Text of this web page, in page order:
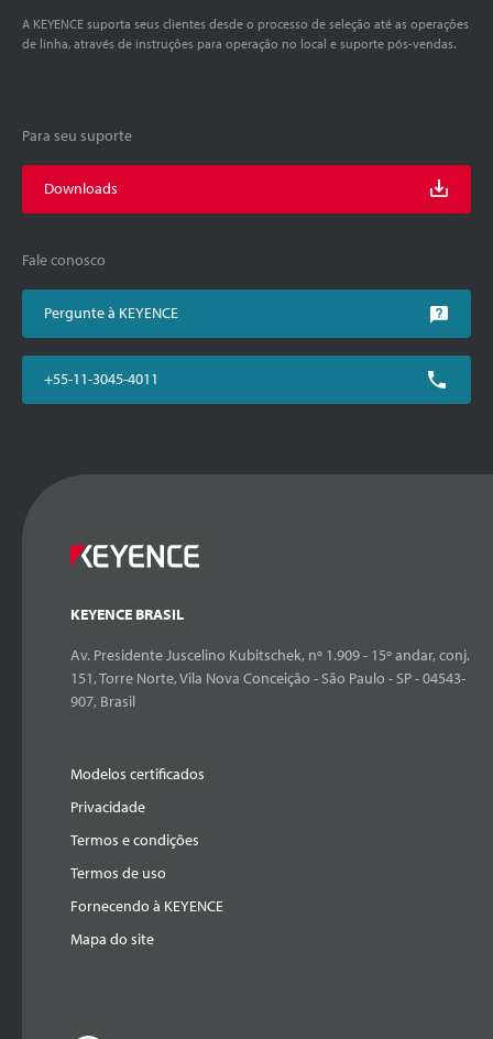
A KEYENCE suporta seus clientes desde o processo de seleção até as operações
de linha, através de instruções para operação no local e suporte pós-vendas.
Para seu suporte
Downloads
Fale conosco
Pergunte à KEYENCE
+55-11-3045-4011
KEYENCE BRASIL
Av. Presidente Juscelino Kubitschek, nº 1.909 - 15º andar, conj.
151, Torre Norte, Vila Nova Conceição - São Paulo - SP - 04543-
907, Brasil
Modelos certificados
Privacidade
Termos e condições
Termos de uso
Fornecendo à KEYENCE
Mapa do site